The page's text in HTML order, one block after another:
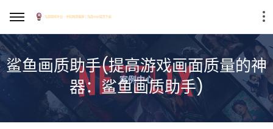
鲨鱼画质助手(提高游戏画面质量的神
器：鲨鱼画质助手)